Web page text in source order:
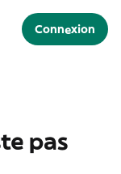
Connexion
pas